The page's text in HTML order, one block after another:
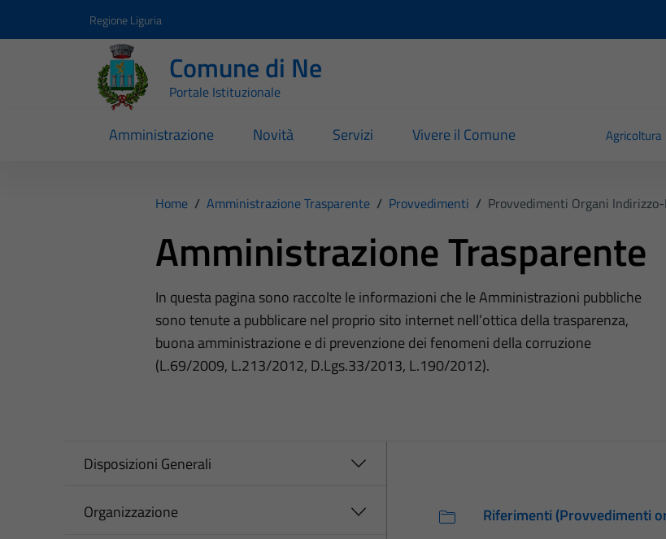
Regione Liguria
Comune di Ne
Portale Istituzionale
Amministrazione Novità Servizi Vivere il Comune Agricoltura
Home / Amministrazione Trasparente / Provvedimenti / Provvedimenti Organi
Amministrazione Trasparente
In questa pagina sono raccolte le informazioni che le Amministrazioni pubbliche
sono tenute a pubblicare nel proprio sito internet nell’ottica della trasparenza,
buona amministrazione e di prevenzione dei fenomeni della corruzione
(L.69/2009, L.213/2012, D.Lgs.33/2013, L.190/2012).
Disposizioni Generali
Organizzazione Riferimenti (Provvedimenti